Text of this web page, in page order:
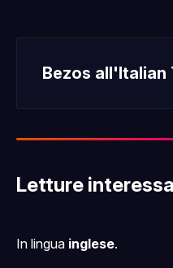
Bezos all'Italian
Letture
In lingua inglese.